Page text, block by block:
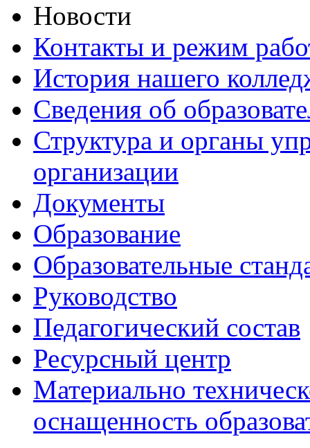
Новости
Контакты и режим
История нашего
Сведения об
Структура и органы
организации
Документы
Образование
Образовательные
Руководство
Педагогический состав
Ресурсный центр
Материально
оснащенность